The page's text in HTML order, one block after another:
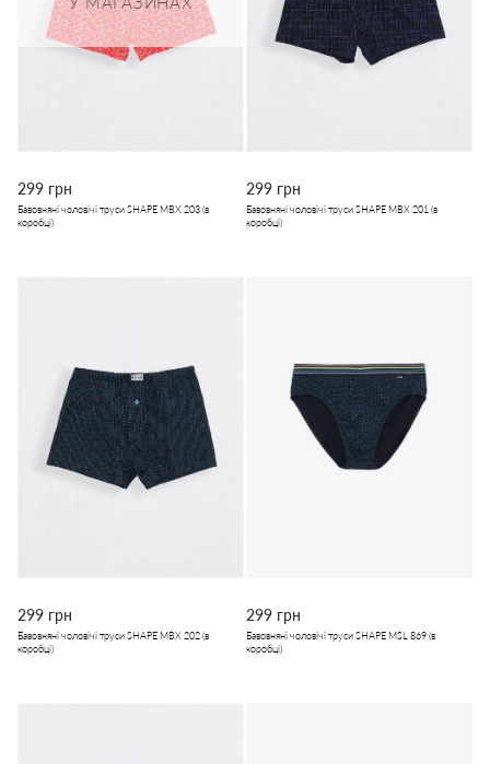
299 грн
Бавовняні чоловічі труси SHAPE MBX 203 (в
коробці)
299 грн
Бавовняні чоловічі труси SHAPE MBX 201 (в
коробці)
299 грн
Бавовняні чоловічі труси SHAPE MBX 202 (в
коробці)
299 грн
Бавовняні чоловічі труси SHAPE MSL 869 (в
коробці)